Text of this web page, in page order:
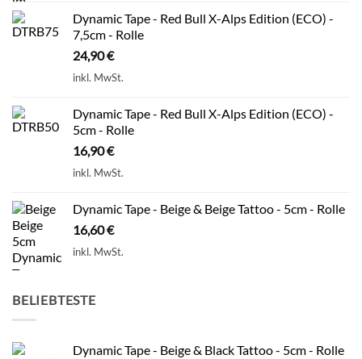
Dynamic Tape - Red Bull X-Alps Edition (ECO) -
7,5cm - Rolle
24,90€
inkl. MwSt.
Dynamic Tape - Red Bull X-Alps Edition (ECO) -
5cm - Rolle
16,90€
inkl. MwSt.
Dynamic Tape - Beige & Beige Tattoo - 5cm - Rolle
16,60€
inkl. MwSt.
BELIEBTESTE
Dynamic Tape - Beige & Black Tattoo - 5cm - Rolle